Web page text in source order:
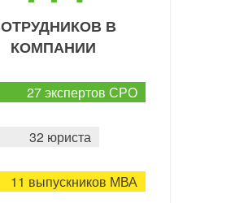
В
КОМПАНИИ
27 экспертов СРО
32 юриста
11 выпускников МВА